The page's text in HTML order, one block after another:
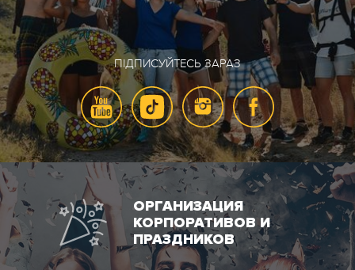
ПІДПИСУЙТЕСЬ ЗАРАЗ
ОРГАНИЗАЦИЯ
КОРПОРАТИВОВ И
ПРАЗДНИКОВ